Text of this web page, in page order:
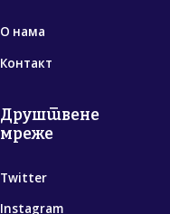
О нама
Контакт
Друштвене
мреже
Twitter
Instagram